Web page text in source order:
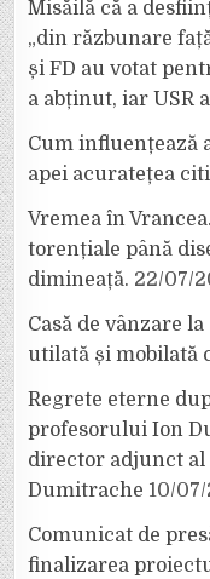
Misăilă că a
„din răzbunare
și FD au votat
a abținut, iar USR
Cum influențează
apei acuratețea
Vremea în
torențiale până
dimineață. 22/07/
Casă de vânzare
utilată și mobilată
Regrete eterne
profesorului Ion
director adjunct al
Dumitrache 10/
Comunicat de
finalizarea